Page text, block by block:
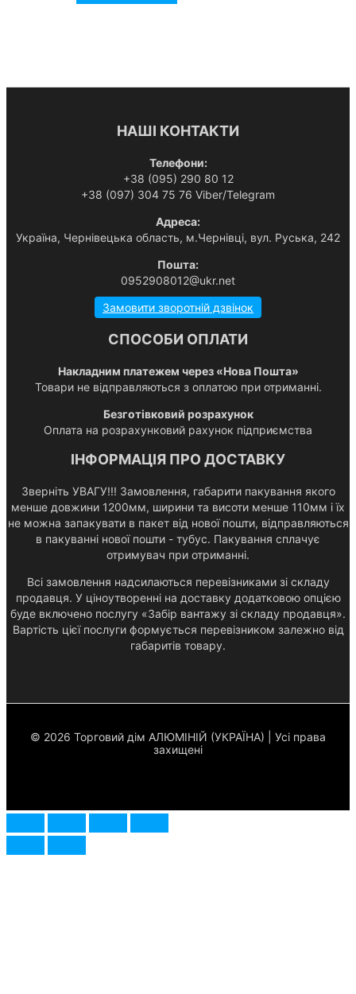
НАШІ КОНТАКТИ
Телефони:
+38 (095) 290 80 12
+38 (097) 304 75 76 Viber/Telegram
Адреса:
Українa, Чернівецька область, м.Чернівці, вул. Руська, 242
Пошта:
0952908012@ukr.net
Замовити зворотній дзвінок
СПОСОБИ ОПЛАТИ
Накладним платежем через «Нова Пошта»
Товари не відправляються з оплатою при отриманні.
Безготівковий розрахунок
Оплата на розрахунковий рахунок підприємства
ІНФОРМАЦІЯ ПРО ДОСТАВКУ
Зверніть УВАГУ!!! Замовлення, габарити пакування якого
менше довжини 1200мм, ширини та висоти менше 110мм і їх
не можна запакувати в пакет від нової пошти, відправляються
в пакуванні нової пошти - тубус. Пакування сплачує
отримувач при отриманні.
Всі замовлення надсилаються перевізниками зі складу
продавця. У ціноутворенні на доставку додатковою опцією
буде включено послугу «Забір вантажу зі складу продавця».
Вартість цієї послуги формується перевізником залежно від
габаритів товару.
© 2026 Торговий дім АЛЮМІНІЙ (УКРАЇНА) | Усі права
захищені